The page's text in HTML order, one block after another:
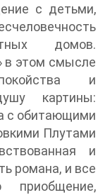
с детьми,
домов.
в этом смысле
и
картины:
с обитающими
Плутами
и
романа, и все